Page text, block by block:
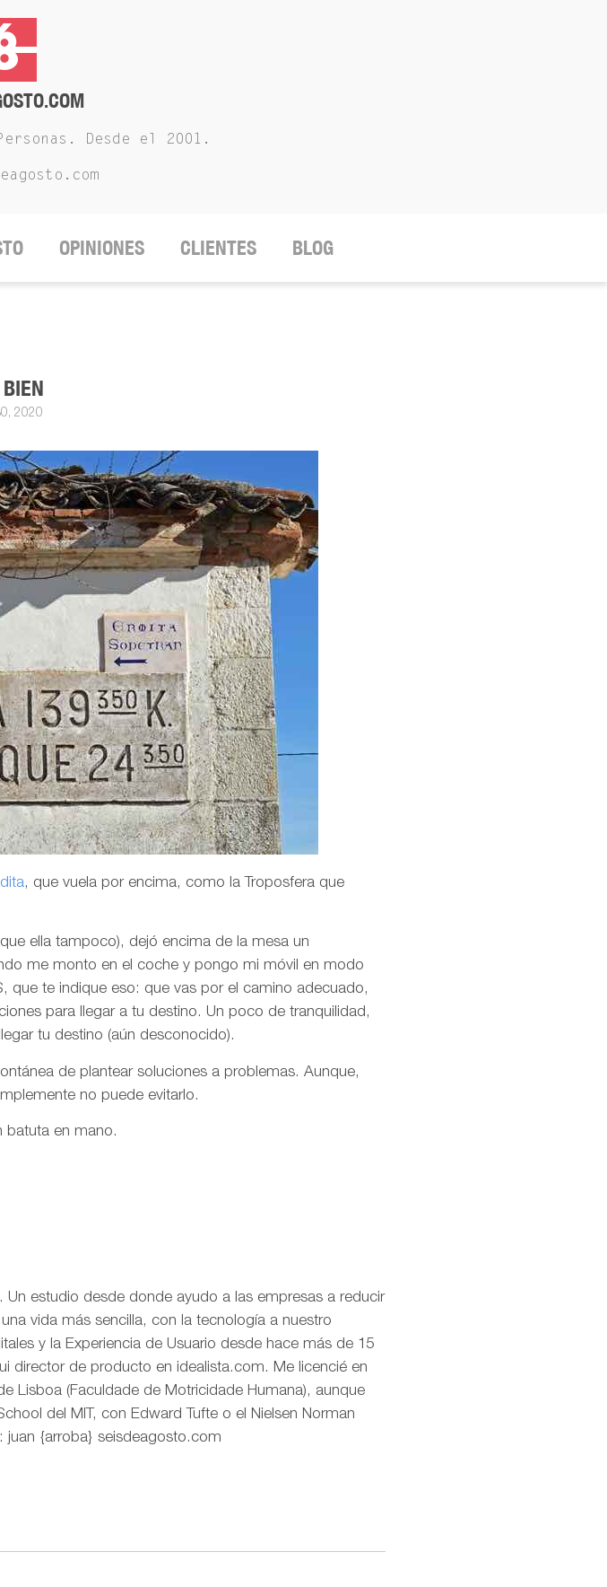
Desde el 2001.
OPINIONES CLIENTES BLOG
2020
, que vuela por encima, como la Troposfera que
ella tampoco), dejó encima de la mesa un
me monto en el coche y pongo mi móvil en modo
que te indique eso: que vas por el camino adecuado,
para llegar a tu destino. Un poco de tranquilidad,
tu destino (aún desconocido).
de plantear soluciones a problemas. Aunque,
no puede evitarlo.
batuta en mano.
Un estudio desde donde ayudo a las empresas a reducir
vida más sencilla, con la tecnología a nuestro
y la Experiencia de Usuario desde hace más de 15
director de producto en idealista.com. Me licencié en
Lisboa (Faculdade de Motricidade Humana), aunque
del MIT, con Edward Tufte o el Nielsen Norman
juan {arroba} seisdeagosto.com